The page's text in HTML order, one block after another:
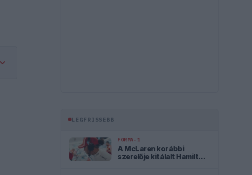
LEGFRISSEBB
FORMA-1
A McLaren korábbi
szerelője kitálalt Hamilton